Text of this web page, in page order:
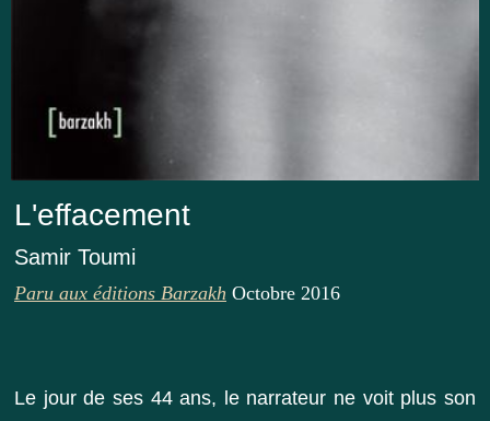
L'effacement
Samir Toumi
Paru aux éditions Barzakh Octobre 2016
Le jour de ses 44 ans, le narrateur ne voit plus son